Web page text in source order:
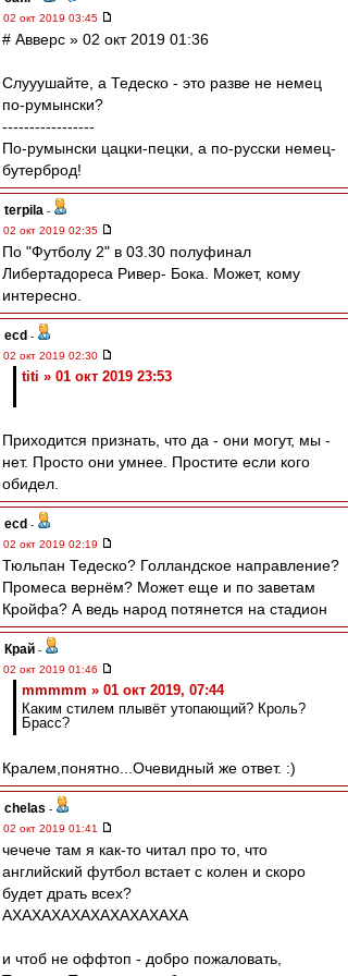
02 окт 2019 03:45
# Авверс » 02 окт 2019 01:36
Слууушайте, а Тедеско - это разве не немец
по-румынски?
-----------------
По-румынски цацки-пецки, а по-русски немец-
бутерброд!
terpila -
02 окт 2019 02:35
По "Футболу 2" в 03.30 полуфинал
Либертадореса Ривер- Бока. Может, кому
интересно.
ecd -
02 окт 2019 02:30
titi » 01 окт 2019 23:53
Приходится признать, что да - они могут, мы -
нет. Просто они умнее. Простите если кого
обидел.
ecd -
02 окт 2019 02:19
Тюльпан Тедеско? Голландское направление?
Промеса вернём? Может еще и по заветам
Кройфа? А ведь народ потянется на стадион
Край -
02 окт 2019 01:46
mmmmm » 01 окт 2019, 07:44
Каким стилем плывёт утопающий? Кроль?
Брасс?
Кралем,понятно...Очевидный же ответ. :)
chelas -
02 окт 2019 01:41
чечече там я как-то читал про то, что
английский футбол встает с колен и скоро
будет драть всех?
АХАХАХАХАХАХАХАХАХА
и чтоб не оффтоп - добро пожаловать,